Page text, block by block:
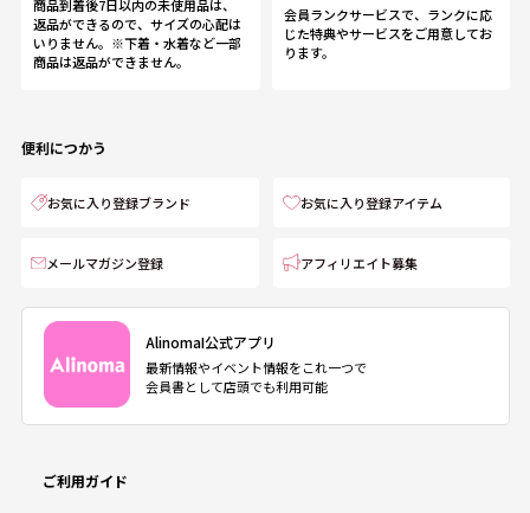
商品到着後7日以内の未使用品は、
返品ができるので、サイズの心配は
いりません。※下着・水着など一部
商品は返品ができません。
会員ランクサービスで、ランクに応
じた特典やサービスをご用意してお
ります。
便利につかう
お気に入り登録ブランド お気に入り登録アイテム
メールマガジン登録 アフィリエイト募集
AlinomaI公式アプリ
最新情報やイベント情報をこれ一つで
会員書として店頭でも利用可能
ご利用ガイド